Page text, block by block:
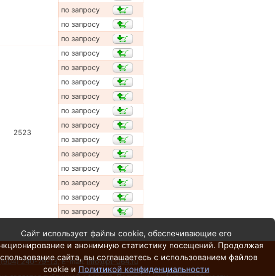
по запросу
по запросу
по запросу
2523
по запросу
по запросу
по запросу
по запросу
по запросу
по запросу
по запросу
по запросу
по запросу
по запросу
по запросу
по запросу
(904) 240-79-13,E-mail:info@pt-064.ru
Сайт использует файлы cookie, обеспечивающие его
и анонимную статистику посещений. Продолжая
сайта, вы соглашаетесь с использованием файлов
cookie и Политикой конфиденциальности